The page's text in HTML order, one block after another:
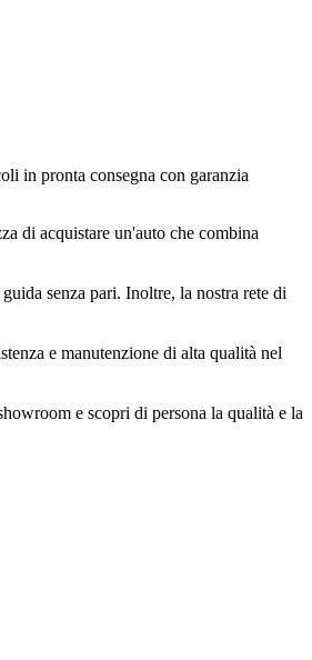
in pronta consegna con garanzia
di acquistare un'auto che combina
senza pari. Inoltre, la nostra rete di
e manutenzione di alta qualità nel
e scopri di persona la qualità e la